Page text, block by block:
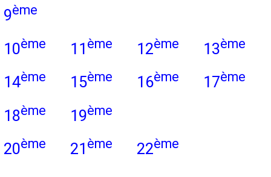
9ème
10ème 11 ème 12ème 13ème
14ème 15ème 16ème 17ème
18ème 19ème
20ème 21 ème 22ème